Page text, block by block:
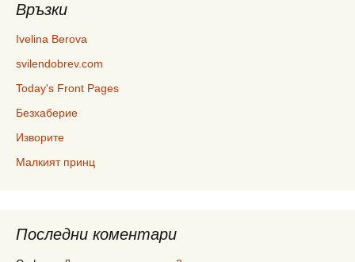
Връзки
Ivelina Berova
svilendobrev.com
Today's Front Pages
Безхаберие
Изворите
Малкият принц
Последни коментари